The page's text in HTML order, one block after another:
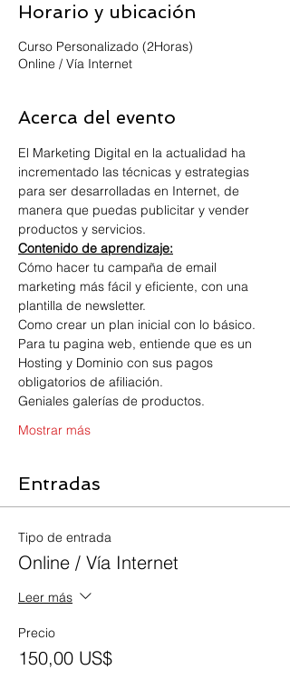
Horario y ubicación
Curso Personalizado (2Horas)
Online / Vía Internet
Acerca del evento
El Marketing Digital en la actualidad ha
incrementado las técnicas y estrategias
para ser desarrolladas en Internet, de
manera que puedas publicitar y vender
Contenido de aprendizaje:
Cómo hacer tu campaña de email
marketing más fácil y eficiente, con una
plantilla de newsletter.
Como crear un plan inicial con lo básico.
Para tu pagina web, entiende que es un
Hosting y Dominio con sus pagos
obligatorios de afiliación.
Geniales galerías de productos.
Mostrar más
Entradas
Tipo de entrada
Online / Vía Internet
Leer más
Precio
150,00 US$